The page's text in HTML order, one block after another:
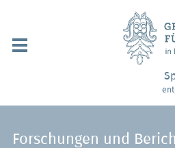
Über uns / Mitgliedschaft
Partner / Links
Forschungen und